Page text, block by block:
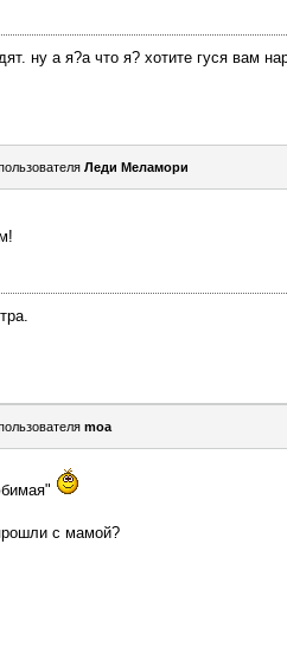
ну а я?а что я? хотите гуся вам
Леди Меламори
moa
с мамой?